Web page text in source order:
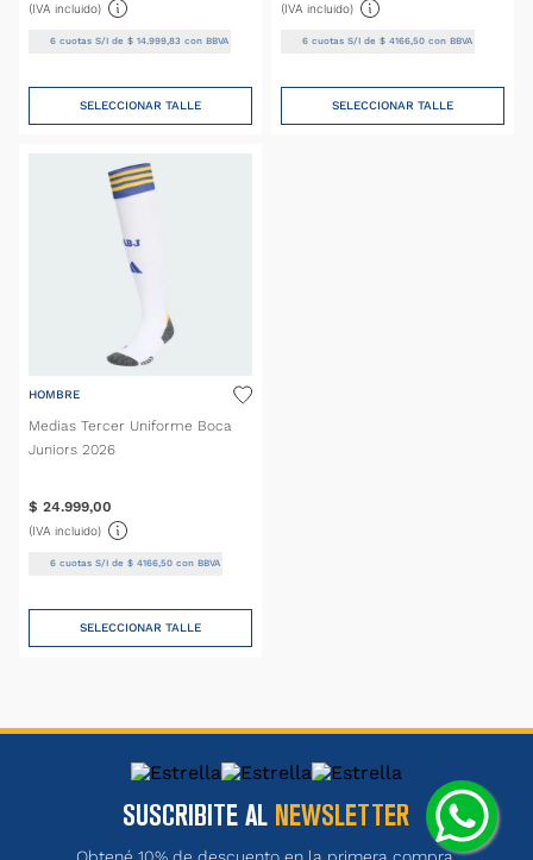
(IVA incluido)
6 cuotas S/I de$ 14 .999 ,83 con BBVA
SELECCIONAR TALLE
(IVA incluido)
6cuotas S/I de $ 4166, 50con BBVA
SELECCIONAR TALLE
HOMBRE
Medias Tercer Uniforme Boca
Juniors 2026
$ 24.999,00
(IVA incluido)
6 cuotas S/I de$ 4166,50 con BBVA
SELECCIONAR TALLE
SUSCRIBITE AL NEWSLETTER